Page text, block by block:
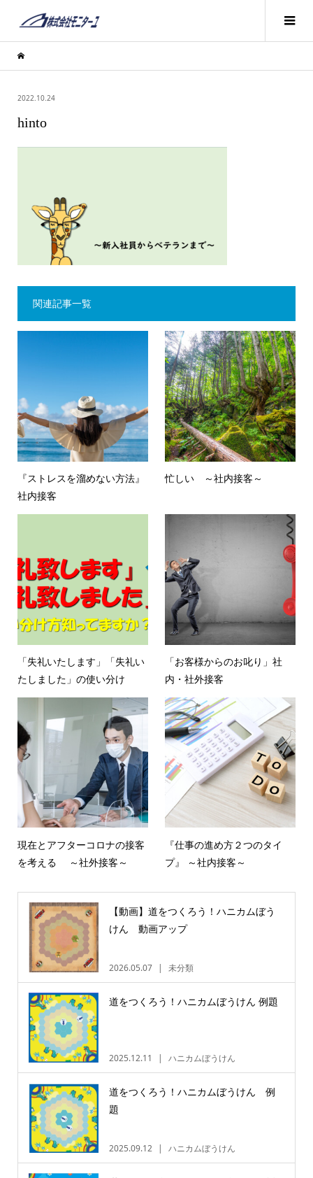
2022.10.24
hinto
関連記事一覧
『ストレスを溜めない方法』
社内接客
忙しい ～社内接客～
「失礼いたします」「失礼い
たしました」の使い分け
「お客様からのお叱り」社
内・社外接客
現在とアフターコロナの接客
を考える ～社外接客～
『仕事の進め方２つのタイ
プ』 ～社内接客～
【動画】道をつくろう！ハニカムぼう
けん 動画アップ
2026.05.07 未分類
道をつくろう！ハニカムぼうけん 例題
2025.12.11 ハニカムぼうけん
道をつくろう！ハニカムぼうけん 例
題
2025.09.12 ハニカムぼうけん